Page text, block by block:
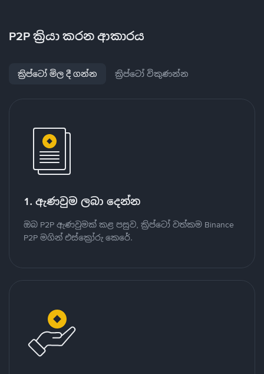
P2P ක්‍රියා කරන ආකාරය
ක්‍රිප්ටෝ මිල දී ගන්න ක්‍රිප්ටෝ විකුණන්න
1. ඇණවුම ලබා දෙන්න
ඔබ P2P ඇණවුමක් කළ පසුව, ක්‍රිප්ටෝ වත්කම Binance
P2P මගින් එස්ක්‍රෝරු කෙරේ.